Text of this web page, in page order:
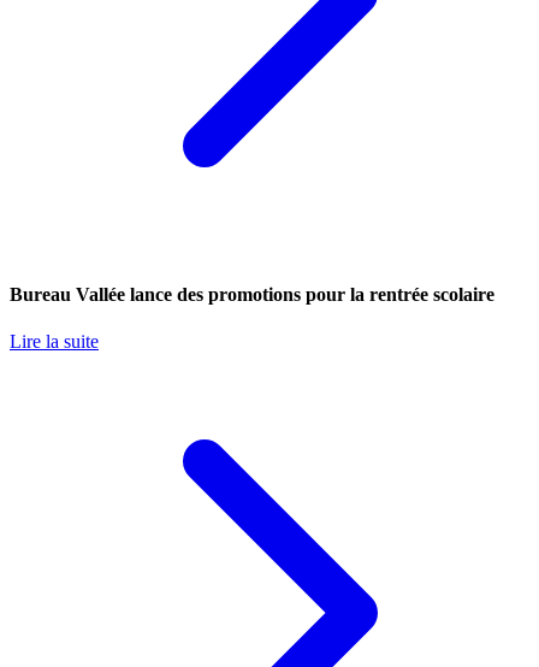
Bureau Vallée lance des promotions pour la rentrée scolaire
Lire la suite